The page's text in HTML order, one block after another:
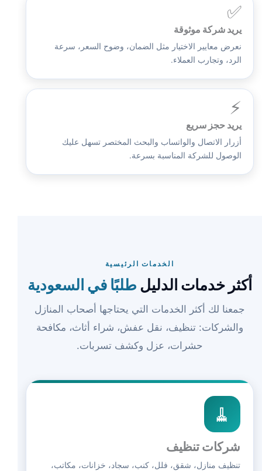
✅
يريد شركة موثوقة
نعرض معايير الاختيار مثل الضمان، وضوح السعر، سرعة
الرد، وتجارب العملاء.
⚡
يريد حجز سريع
أزرار الاتصال والواتساب والبحث المختصر تسهل عليك
الوصول للشركة المناسبة بسرعة.
الخدمات الرئيسية
أكثر خدمات الدليل طلبًا في السعودية
جمعنا لك أكثر الخدمات التي يحتاجها أصحاب المنازل
والشركات: تنظيف، نقل عفش، شراء أثاث، مكافحة
حشرات، عزل وكشف تسربات.
🧹
شركات تنظيف
تنظيف منازل، شقق، فلل، كنب، سجاد، خزانات، مكاتب،